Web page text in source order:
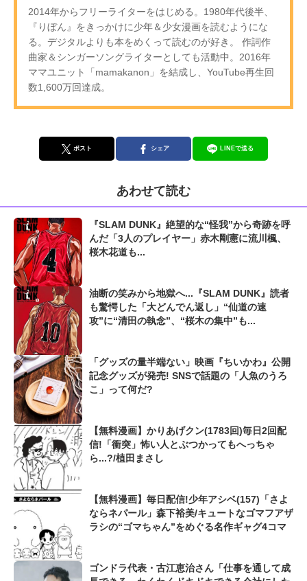
2014年からフリーライターをはじめる。1980年代後半、
『りぼん』をきっかけに少年＆少女漫画を読むようにな
る。デジタルよりも本をめくって読むのが好き。 作詞作
曲家＆シンガーソングライターとしても活動中。2016年
ママユニット「mamakanon」を結成し、YouTube再生回
数1,600万回達成。
ポスト シェア LINEで送る
あわせて読む
『SLAM DUNK』絶望的な“怪我”から奇跡を呼
んだ「3人のプレイヤー」赤木剛憲に流川楓、
桜木花道も...
油断の笑みから地獄へ...『SLAM DUNK』読者
も驚愕した「大どんでん返し」“仙道の速
攻”に“清田の執念”、“桜木の集中”も...
「グッズの量半端ない」映画『ちいかわ』公開
記念グッズが発売! SNSで話題の「人魚のうろ
こ」って何だ?
【無料漫画】かりあげクン(1783回)毎日2回配
信!「衝突」怖い人とぶつかってもへっちゃ
ら...?/植田まさし
【無料漫画】毎日配信!少年アシベ(157)「さよ
ならネパール」森下裕美/キュートなゴマフアザ
ラシの“ゴマちゃん”をめぐる名作ギャグ4コマ
ゴンドラ代表・古江恵治さん「仕事を通して成